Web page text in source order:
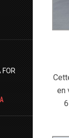
FOR
en